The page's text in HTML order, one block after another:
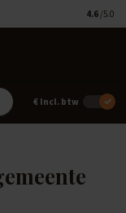
4.6 /5.0
€ Incl. btw